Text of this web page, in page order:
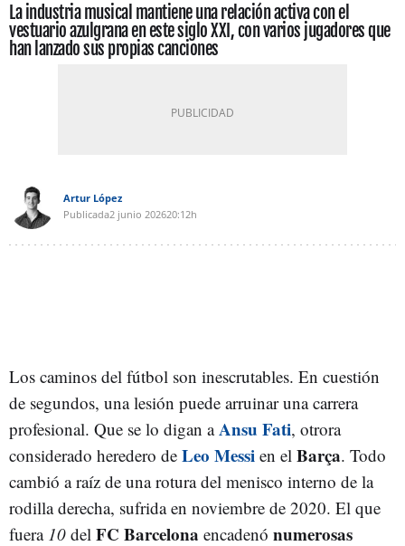
La industria musical mantiene una relación activa con el
vestuario azulgrana en este siglo XXI, con varios jugadores que
han lanzado sus propias canciones
Artur López
Publicada2 junio 202620:12h
Los caminos del fútbol son inescrutables. En cuestión
de segundos, una lesión puede arruinar una carrera
profesional. Que se lo digan aAnsu Fati, otrora
considerado heredero de Leo Messi en el Barça. Todo
cambió a raíz de una rotura del menisco interno de la
rodilla derecha, sufrida en noviembre de 2020. El que
fuera 10 del FC Barcelona encadenó numerosas